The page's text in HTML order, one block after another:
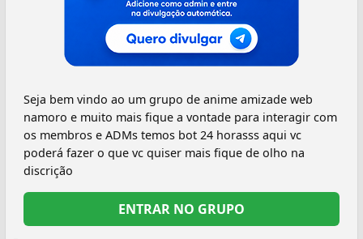
Seja bem vindo ao um grupo de anime amizade web
namoro e muito mais fique a vontade para interagir com
os membros e ADMs temos bot 24 horasss aqui vc
poderá fazer o que vc quiser mais fique de olho na
discrição
ENTRAR NO GRUPO